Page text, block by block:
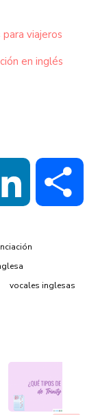
viajeros
en inglés
LinkedIn
vocales inglesas